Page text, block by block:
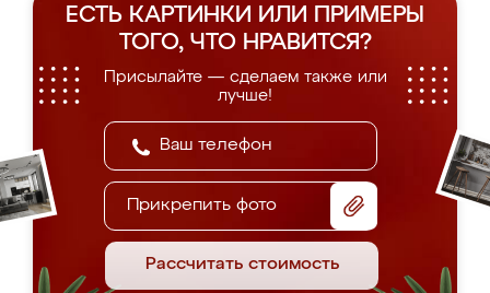
ЕСТЬ КАРТИНКИ ИЛИ ПРИМЕРЫ
ТОГО, ЧТО НРАВИТСЯ?
Присылайте — сделаем также или
лучше!
Прикрепить фото
Рассчитать стоимость